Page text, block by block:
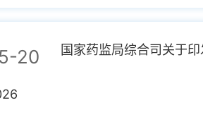
20 国家药监局综合司关于